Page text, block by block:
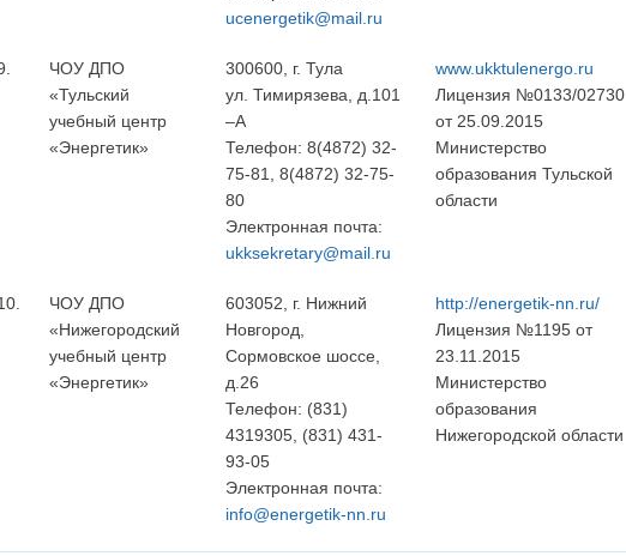
ucenergetik@mail.ru
ЧОУ ДПО
«Тульский
учебный центр
«Энергетик»
300600, г. Тула
ул. Тимирязева, д.101
–А
Телефон: 8(4872) 32‐
75‐81, 8(4872) 32‐75‐
80
Электронная почта:
ukksekretary@mail.ru
www.ukktulenergo.ru
Лицензия №0133/02730
от 25.09.2015
Министерство
образования Тульской
области
ЧОУ ДПО
«Нижегородский
учебный центр
«Энергетик»
603052, г. Нижний
Новгород,
Сормовское шоссе,
д.26
Телефон: (831)
4319305, (831) 431-
93-05
Электронная почта:
info@energetik-nn.ru
http://energetik-nn.ru/
Лицензия №1195 от
23.11.2015
Министерство
образования
Нижегородской области